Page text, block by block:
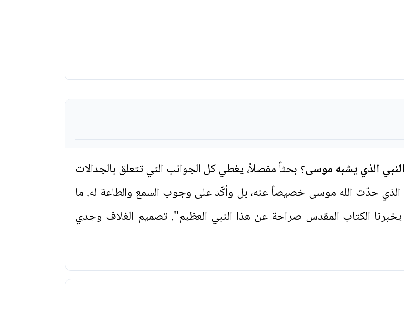
الذي يشبه موسى؟ بحثاً مفصلاً، يغطي كل الجوانب التي تتعلق بالجدالات
حدّث الله موسى خصيصاً عنه، بل وأكّد على وجوب السمع والطاعة له. ما
الكتاب المقدس صراحة عن هذا النبي العظيم". تصميم الغلاف وجدي